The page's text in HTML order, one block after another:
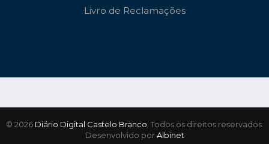
Livro de Reclamações
© 2026 Diário Digital Castelo Branco . Todos os direitos reservados.
Desenvolvido porAlbinet